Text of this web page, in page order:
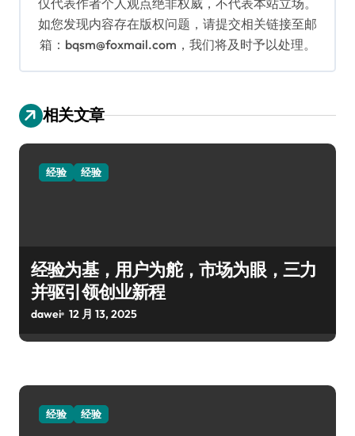
如您发现内容存在版权问题，请提交相关链接至邮
箱：bqsm@foxmail.com，我们将及时予以处理。
相关文章
经验 经验
经验为基，用户为舵，市场为眼，三力
并驱引领创业新程
dawei 12 月 13, 2025
经验 经验